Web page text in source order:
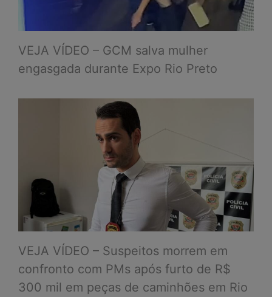
VEJA VÍDEO – GCM salva mulher
engasgada durante Expo Rio Preto
VEJA VÍDEO – Suspeitos morrem em
confronto com PMs após furto de R$
300 mil em peças de caminhões em Rio